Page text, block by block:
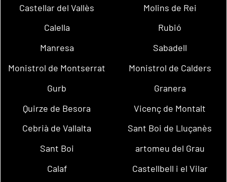
Castellar del Vallès
Molins de Rei
Calella
Rubió
Manresa
Sabadell
Monistrol de Montserrat
Monistrol de Calders
Gurb
Granera
Quirze de Besora
Vicenç de Montalt
Cebrià de Vallalta
Sant Boi de Lluçanès
Sant Boi
artomeu del Grau
Calaf
Castellbell i el Vilar